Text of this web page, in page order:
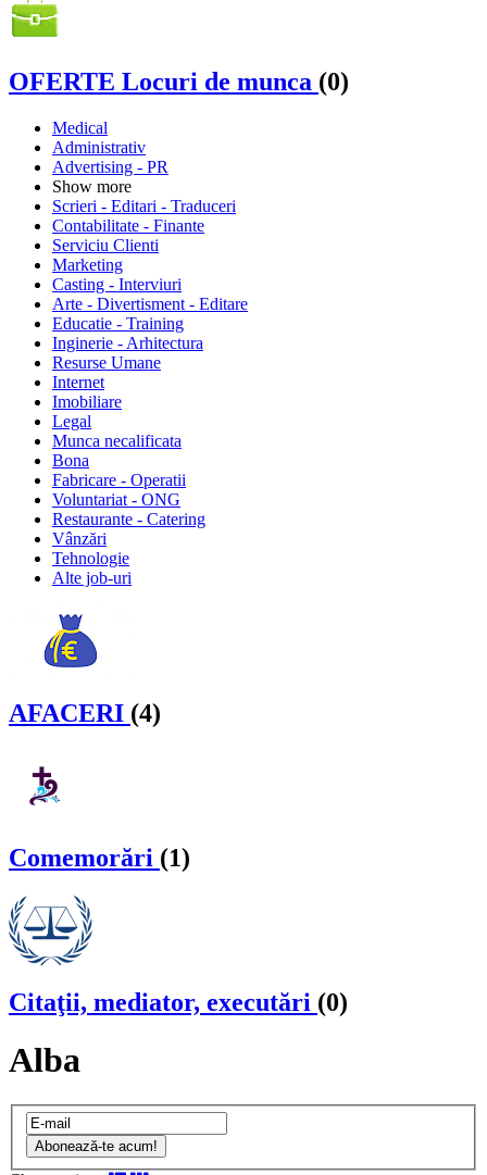
OFERTE Locuri de munca (0)
Medical
Administrativ
Advertising - PR
Show more
Scrieri - Editari - Traduceri
Contabilitate - Finante
Serviciu Clienti
Marketing
Casting - Interviuri
Arte - Divertisment - Editare
Educatie - Training
Inginerie - Arhitectura
Resurse Umane
Internet
Imobiliare
Legal
Munca necalificata
Bona
Fabricare - Operatii
Voluntariat - ONG
Restaurante - Catering
Vânzări
Tehnologie
Alte job-uri
AFACERI (4)
Comemorări (1)
Citaţii, mediator, executări (0)
Alba
Abonează-te acum!